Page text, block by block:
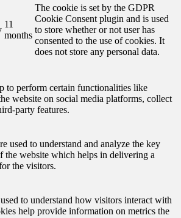
11
months
The cookie is set by the GDPR
Cookie Consent plugin and is used
to store whether or not user has
consented to the use of cookies. It
does not store any personal data.
to perform certain functionalities like
website on social media platforms, collect
party features.
used to understand and analyze the key
the website which helps in delivering a
the visitors.
to understand how visitors interact with
help provide information on metrics the